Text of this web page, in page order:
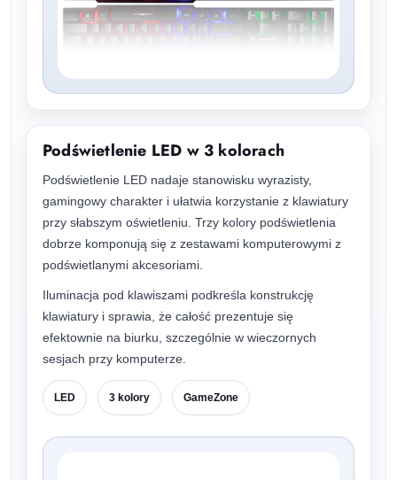
Podświetlenie LED w 3 kolorach
Podświetlenie LED nadaje stanowisku wyrazisty,
gamingowy charakter i ułatwia korzystanie z klawiatury
przy słabszym oświetleniu. Trzy kolory podświetlenia
dobrze komponują się z zestawami komputerowymi z
podświetlanymi akcesoriami.
Iluminacja pod klawiszami podkreśla konstrukcję
klawiatury i sprawia, że całość prezentuje się
efektownie na biurku, szczególnie w wieczornych
sesjach przy komputerze.
LED 3 kolory GameZone